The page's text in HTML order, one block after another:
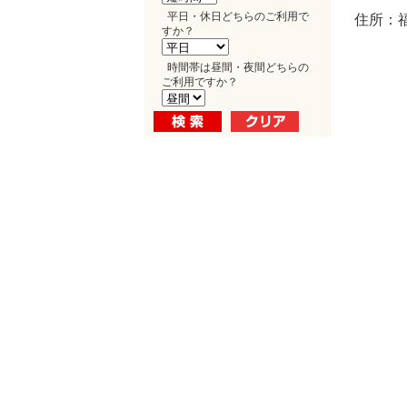
平日・休日どちらのご利用で
すか？
時間帯は昼間・夜間どちらの
ご利用ですか？
住所：